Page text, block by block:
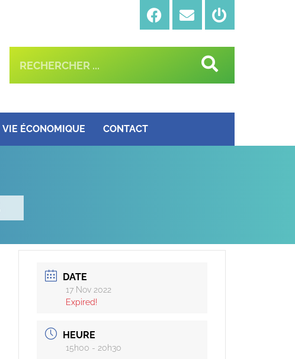
VIE ÉCONOMIQUE CONTACT
DATE
17 Nov 2022
Expired!
HEURE
15h00 - 20h30